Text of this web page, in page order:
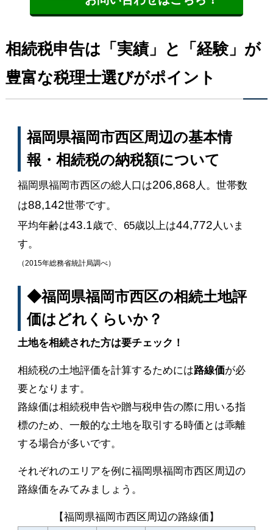
相続税申告は「実績」と「経験」が
豊富な税理士選びがポイント
福岡県福岡市西区周辺の基本情
報・相続税の納税額について
福岡県福岡市西区の総人口は206,868 人。世帯数
は88,142世帯です。
平均年齢は43.1歳で、65歳以上は44,772 人いま
す。
（2015年総務省統計局調べ）
◆福岡県福岡市西区の相続土地評
価はどれくらいか？
土地を相続された方は要チェック！
相続税の土地評価を計算するためには路線価が必
要となります。
路線価は相続税申告や贈与税申告の際に用いる指
標のため、一般的な土地を取引する時価とは乖離
する場合が多いです。
それぞれのエリアを例に福岡県福岡市西区周辺の
路線価をみてみましょう。
【福岡県福岡市西区周辺の路線価】